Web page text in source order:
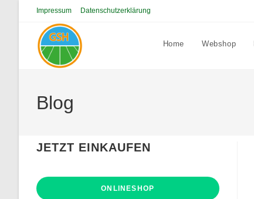
Impressum Datenschutzerklärung
Home Webshop
Blog
JETZT EINKAUFEN
ONLINESHOP